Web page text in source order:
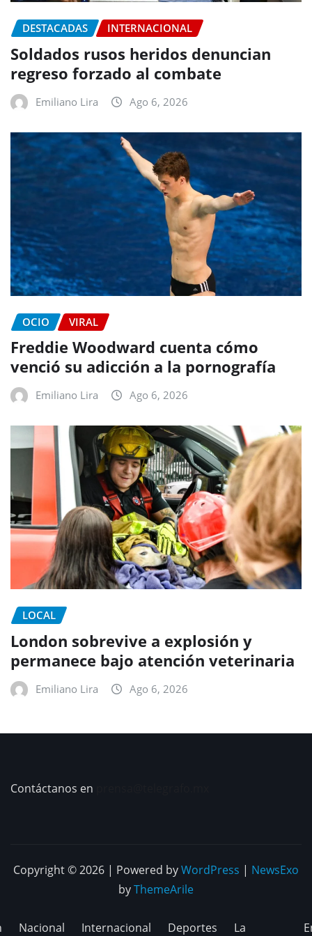
DESTACADAS INTERNACIONAL
Soldados rusos heridos denuncian
regreso forzado al combate
Emiliano Lira Ago 6, 2026
OCIO VIRAL
Freddie Woodward cuenta cómo
venció su adicción a la pornografía
Emiliano Lira Ago 6, 2026
LOCAL
London sobrevive a explosión y
permanece bajo atención veterinaria
Emiliano Lira Ago 6, 2026
Contáctanos en
Copyright © 2026 | Powered byWordPress | NewsExo
byThemeArile
Nacional Internacional Deportes
La